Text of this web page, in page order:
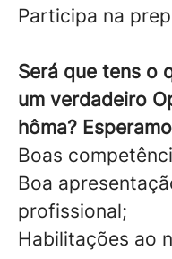
Participa na
Será que tens o
um verdadeiro
hôma?
Boas
Boa
profissional;
Habilitações ao